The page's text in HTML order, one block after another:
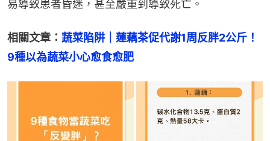
易導致患者昏迷，甚至嚴重到導致死亡。
相關文章： 蔬菜陷阱｜蓮藕茶促代謝1周反胖2公斤！
9種以為蔬菜小心愈食愈肥